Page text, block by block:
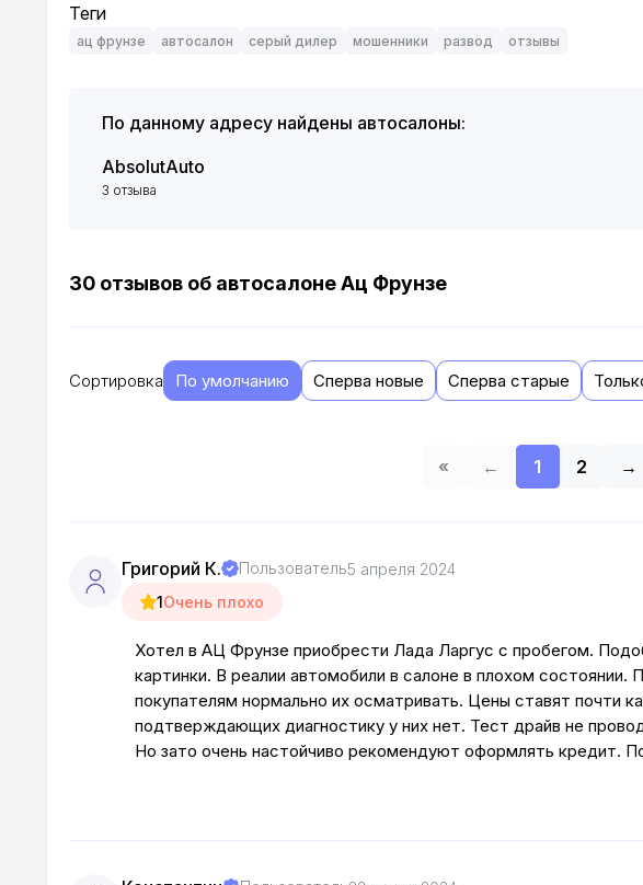
Теги
ац фрунзе автосалон серый дилер мошенники развод отзывы
По данному адресу найдены автосалоны:
AbsolutAuto
3 отзыва
30 отзывов об автосалоне Ац Фрунзе
Сортировка По умолчанию Сперва новые Сперва старые
« ← 1 2 →
Григорий К. Пользователь5 апреля 2024
1Очень плохо
Хотел в АЦ Фрунзе приобрести Лада Ларгус с пробегом.
картинки. В реалии автомобили в салоне в плохом
покупателям нормально их осматривать. Цены ставят почти
подтверждающих диагностику у них нет. Тест драйв не
Но зато очень настойчиво рекомендуют оформлять кредит.